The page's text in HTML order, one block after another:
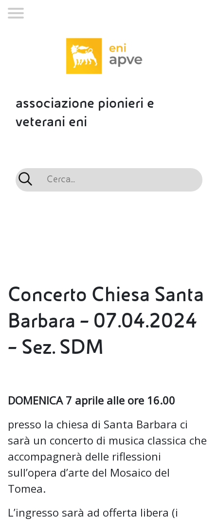
associazione pionieri e
veterani eni
Concerto Chiesa Santa
Barbara – 07.04.2024
– Sez. SDM
DOMENICA 7 aprile alle ore 16.00
presso la chiesa di Santa Barbara ci
sarà un concerto di musica classica che
accompagnerà delle riflessioni
sull’opera d’arte del Mosaico del
Tomea.
L’ingresso sarà ad offerta libera (i